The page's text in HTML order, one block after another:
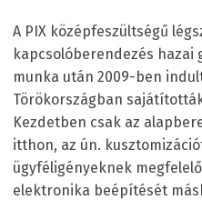
A PIX középfeszültségű
kapcsolóberendezés hazai
munka után 2009-ben
Törökországban
Kezdetben csak az
itthon, az ún.
ügyféligényeknek
elektronika beépítését